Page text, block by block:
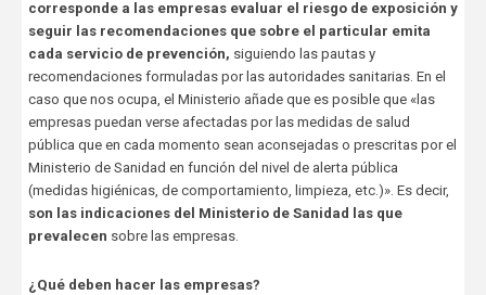
corresponde a las empresas evaluar el riesgo de exposición y
seguir las recomendaciones que sobre el particular emita
cada servicio de prevención, siguiendo las pautas y
recomendaciones formuladas por las autoridades sanitarias. En el
caso que nos ocupa, el Ministerio añade que es posible que «las
empresas puedan verse afectadas por las medidas de salud
pública que en cada momento sean aconsejadas o prescritas por el
Ministerio de Sanidad en función del nivel de alerta pública
(medidas higiénicas, de comportamiento, limpieza, etc.)». Es decir,
son las indicaciones del Ministerio de Sanidad las que
prevalecen sobre las empresas.
¿Qué deben hacer las empresas?